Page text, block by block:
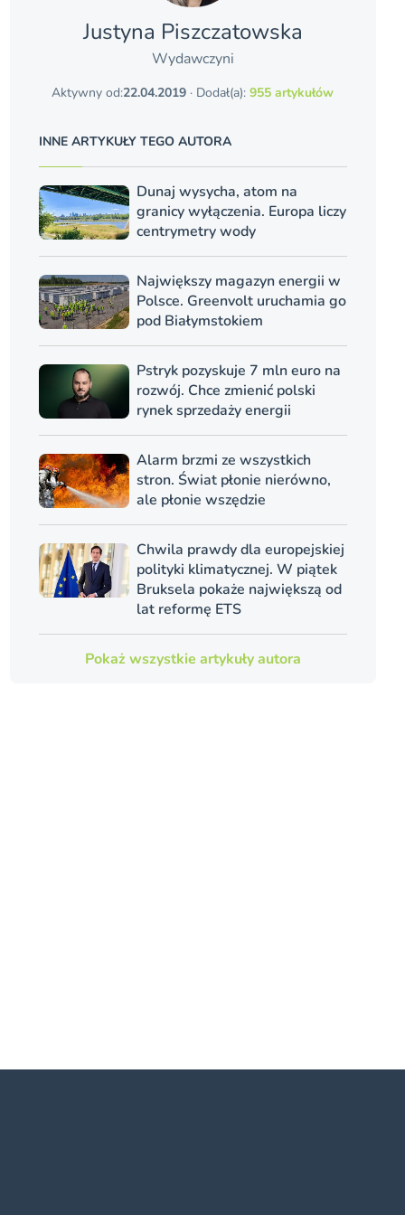
Justyna Piszczatowska
Wydawczyni
Aktywny od:22.04.2019 · Dodał(a):955 artykułów
INNE ARTYKUŁY TEGO AUTORA
Dunaj wysycha, atom na
granicy wyłączenia. Europa liczy
centrymetry wody
Największy magazyn energii w
Polsce. Greenvolt uruchamia go
pod Białymstokiem
Pstryk pozyskuje 7 mln euro na
rozwój. Chce zmienić polski
rynek sprzedaży energii
Alarm brzmi ze wszystkich
stron. Świat płonie nierówno,
ale płonie wszędzie
Chwila prawdy dla europejskiej
polityki klimatycznej. W piątek
Bruksela pokaże największą od
lat reformę ETS
Pokaż wszystkie artykuły autora